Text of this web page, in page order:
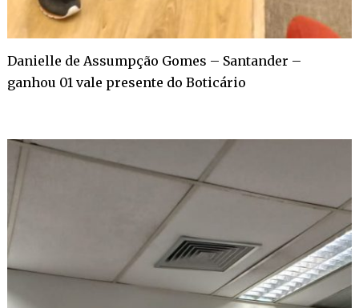
Danielle de Assumpção Gomes – Santander –
ganhou 01 vale presente do Boticário